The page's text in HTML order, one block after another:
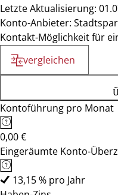
Letzte Aktualisierung:
Konto-Anbieter:
Kontakt-Möglichkeit für
vergleichen
Kontoführung pro Monat
0,00 €
Eingeräumte Konto-
13,15 % pro Jahr